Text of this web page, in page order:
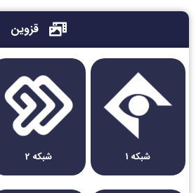
قزوین
شبکه 1 شبکه 2